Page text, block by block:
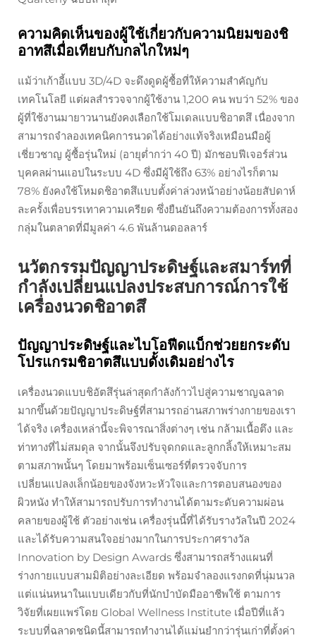
ความคิดเห็นของผู้ใช้เกี่ยวกับความนิยมของชิ
อาทสึเมื่อเทียบกับกลไกใหม่ๆ
แม้ว่าเก้าอี้แบบ 3D/4D จะดึงดูดผู้ซื้อที่ให้ความสำคัญกับ
เทคโนโลยี แต่ผลสำรวจจากผู้ใช้งาน 1,200 คน พบว่า 52% ของ
ผู้ที่ใช้งานมายาวนานยังคงเลือกใช้โมเดลแบบชิอาตสึ เนื่องจาก
สามารถจำลองเทคนิคการนวดได้อย่างแท้จริงเหมือนมือผู้
เชี่ยวชาญ ผู้ซื้อรุ่นใหม่ (อายุต่ำกว่า 40 ปี) มักชอบฟีเจอร์ส่วน
บุคคลผ่านแอปในระบบ 4D ซึ่งมีผู้ใช้ถึง 63% อย่างไรก็ตาม
78% ยังคงใช้โหมดชิอาตสึแบบตั้งค่าล่วงหน้าอย่างน้อยสัปดาห์
ละครั้งเพื่อบรรเทาความเครียด ซึ่งยืนยันถึงความต้องการทั้งสอง
กลุ่มในตลาดที่มีมูลค่า 4.6 พันล้านดอลลาร์
นวัตกรรมปัญญาประดิษฐ์และสมาร์ทที่
กำลังเปลี่ยนแปลงประสบการณ์การใช้
เครื่องนวดชิอาตสึ
ปัญญาประดิษฐ์และไบโอฟีดแบ็กช่วยยกระดับ
โปรแกรมชิอาตสึแบบดั้งเดิมอย่างไร
เครื่องนวดแบบชิอัตสึรุ่นล่าสุดกำลังก้าวไปสู่ความชาญฉลาด
มากขึ้นด้วยปัญญาประดิษฐ์ที่สามารถอ่านสภาพร่างกายของเรา
ได้จริง เครื่องเหล่านี้จะพิจารณาสิ่งต่างๆ เช่น กล้ามเนื้อตึง และ
ท่าทางที่ไม่สมดุล จากนั้นจึงปรับจุดกดและลูกกลิ้งให้เหมาะสม
ตามสภาพนั้นๆ โดยมาพร้อมเซ็นเซอร์ที่ตรวจจับการ
เปลี่ยนแปลงเล็กน้อยของจังหวะหัวใจและการตอบสนองของ
ผิวหนัง ทำให้สามารถปรับการทำงานได้ตามระดับความผ่อน
คลายของผู้ใช้ ตัวอย่างเช่น เครื่องรุ่นนี้ที่ได้รับรางวัลในปี 2024
และได้รับความสนใจอย่างมากในการประกาศรางวัล
Innovation by Design Awards ซึ่งสามารถสร้างแผนที่
ร่างกายแบบสามมิติอย่างละเอียด พร้อมจำลองแรงกดที่นุ่มนวล
แต่แน่นหนาในแบบเดียวกับที่นักบำบัดมืออาชีพใช้ ตามการ
วิจัยที่เผยแพร่โดย Global Wellness Institute เมื่อปีที่แล้ว
ระบบที่ฉลาดชนิดนี้สามารถทำงานได้แม่นยำกว่ารุ่นเก่าที่ตั้งค่า